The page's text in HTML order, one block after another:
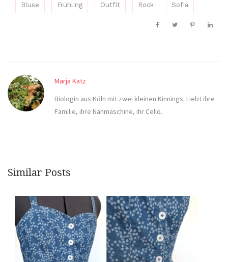
Bluse Frühling Outfit Rock Sofia
Marja Katz
Biologin aus Köln mit zwei kleinen Kinnings. Liebt ihre
Familie, ihre Nähmaschine, ihr Cello.
Similar Posts